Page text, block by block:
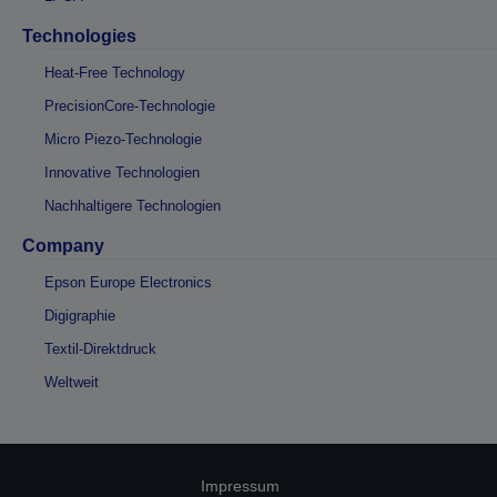
Technologies
Heat-Free Technology
PrecisionCore-Technologie
Micro Piezo-Technologie
Innovative Technologien
Nachhaltigere Technologien
Company
Epson Europe Electronics
Digigraphie
Textil-Direktdruck
Weltweit
Impressum